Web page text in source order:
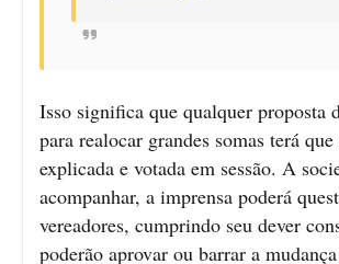
Isso significa que qualquer proposta
para realocar grandes somas terá
explicada e votada em sessão. A
acompanhar, a imprensa poderá
vereadores, cumprindo seu dever
poderão aprovar ou barrar a